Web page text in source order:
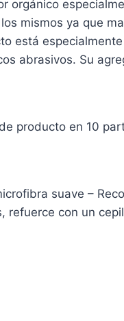
orgánico
mismos ya que
está
abrasivos. Su
producto en 10
suave –
con un